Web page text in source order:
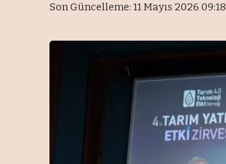
Son Güncelleme: 11 Mayıs 2026 09:18